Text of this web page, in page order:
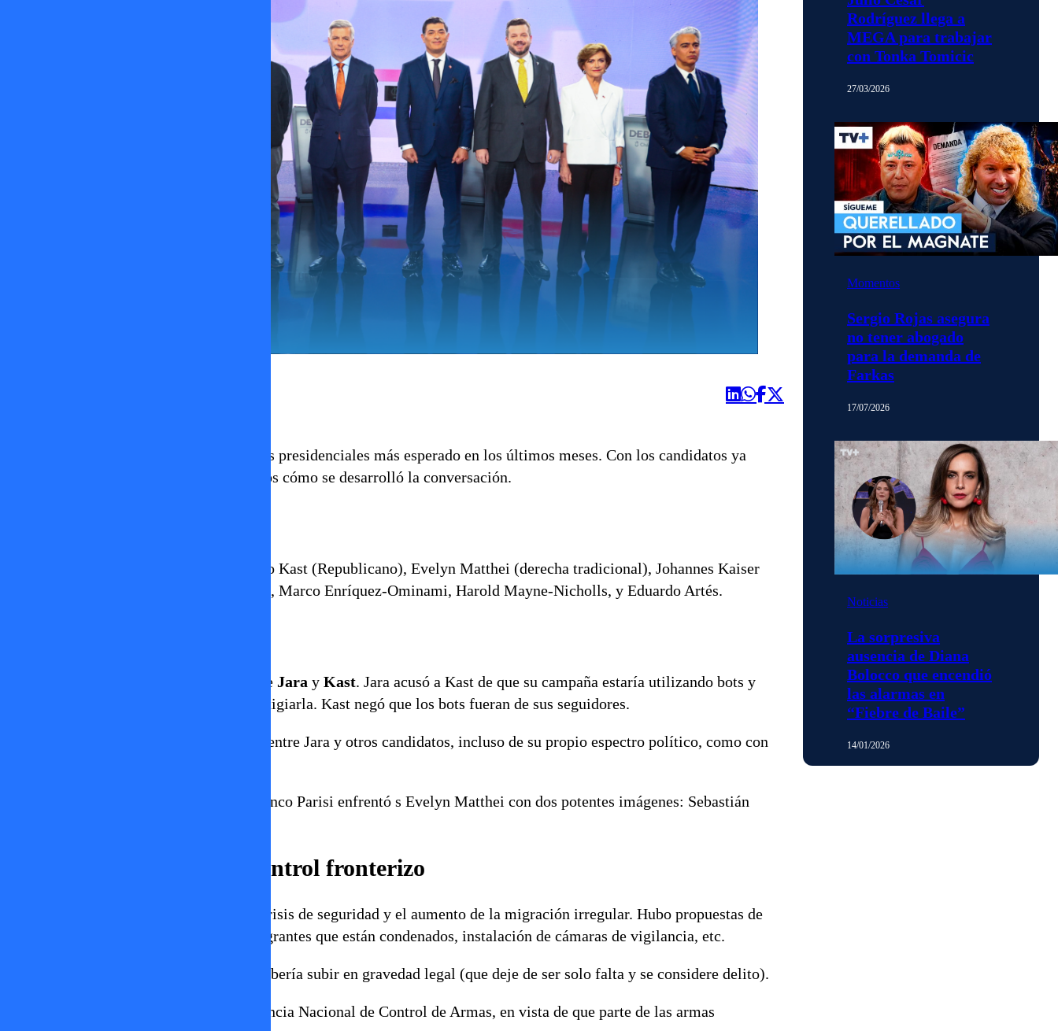
Anoche se llevó a cabo uno de los debates presidenciales más esperado en los últimos meses. Con los candidatos ya
oficializados para la papeleta, te contamos cómo se desarrolló la conversación.
Jeannette Jara (oficialismo), José Antonio Kast (Republicano), Evelyn Matthei (derecha tradicional), Johannes Kaiser
(Partido Libertario), Franco Parisi (PDG), Marco Enríquez-Ominami, Harold Mayne-Nicholls, y Eduardo Artés.
Uno de los cruces centrales fue entre Jara y Kast. Jara acusó a Kast de que su campaña estaría utilizando bots y
trolls en redes sociales para desprestigiarla. Kast negó que los bots fueran de sus seguidores.
También se vieron enfrentamientos entre Jara y otros candidatos, incluso de su propio espectro político, como con
Y un momento épico fue cuando Franco Parisi enfrentó s Evelyn Matthei con dos potentes imágenes: Sebastián
Seguridad, migración y control fronterizo
Todos los candidatos abordaron la crisis de seguridad y el aumento de la migración irregular. Hubo propuestas de
cierre de fronteras, expulsión de migrantes que están condenados, instalación de cámaras de vigilancia, etc.
Kast planteó que la entrada ilegal debería subir en gravedad legal (que deje de ser solo falta y se considere delito).
Jara propuso la creación de una Agencia Nacional de Control de Armas, en vista de que parte de las armas
Rodríguez llega a
MEGA para trabajar
con Tonka Tomicic
27/03/2026
Momentos
Sergio Rojas asegura
no tener abogado
para la demanda de
Farkas
17/07/2026
Noticias
La sorpresiva
ausencia de Diana
Bolocco que encendió
las alarmas en
“Fiebre de Baile”
14/01/2026